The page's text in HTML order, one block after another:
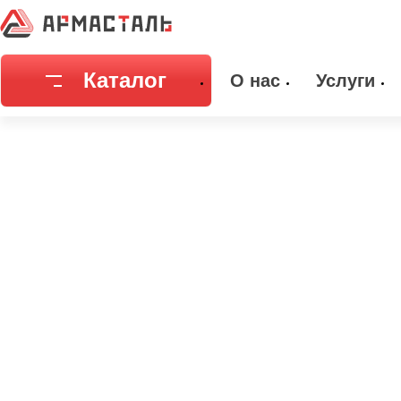
Каталог О нас Услуги
Главная Каталог Емкостное оборудование